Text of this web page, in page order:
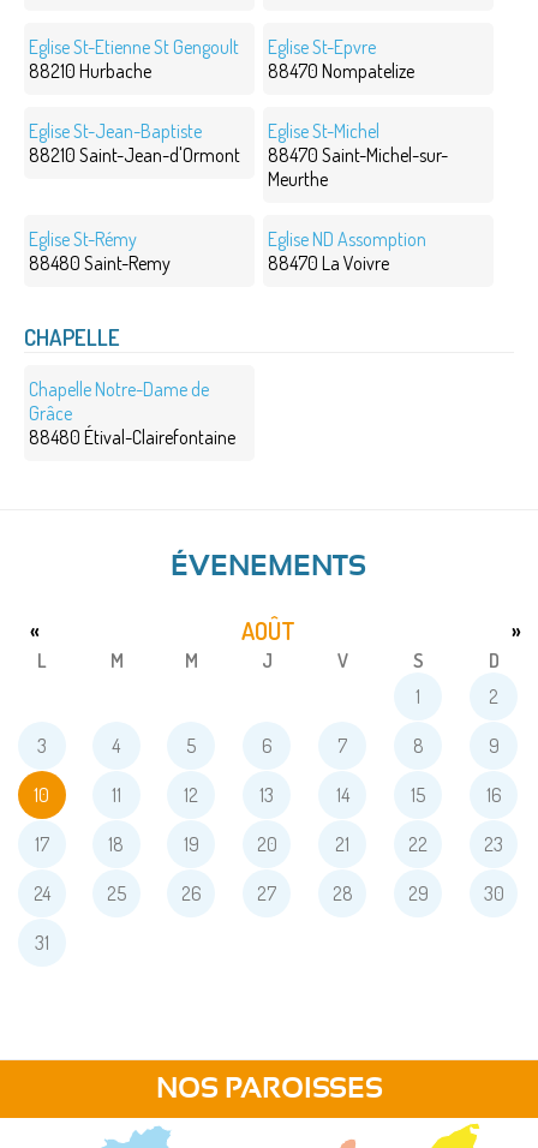
Eglise St-Etienne St Gengoult
88210 Hurbache
Eglise St-Epvre
88470 Nompatelize
Eglise St-Jean-Baptiste
88210 Saint-Jean-d'Ormont
Eglise St-Michel
88470 Saint-Michel-sur-
Meurthe
Eglise St-Rémy
88480 Saint-Remy
Eglise ND Assomption
88470 La Voivre
CHAPELLE
Chapelle Notre-Dame de
Grâce
88480 Étival-Clairefontaine
ÉVENEMENTS
AOÛT
« »
L M M J V S
D
1
2
3 4 5 6 7 8 9
10 11 12 13 14 15 16
17 18 19 20 21 22 23
24 25 26 27 28 29 30
31
NOS PAROISSES